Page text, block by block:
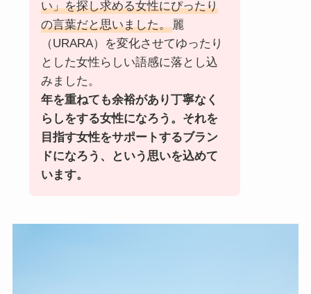
い」を探し求める女性にぴったり
の言葉だと思いました。麗
（URARA）を変化させてゆったり
とした女性らしい語感に落とし込
みました。
年を重ねても余裕があり丁寧なく
らしをする女性になろう。それを
目指す女性をサポートするブラン
ドになろう、という思いを込めて
います。